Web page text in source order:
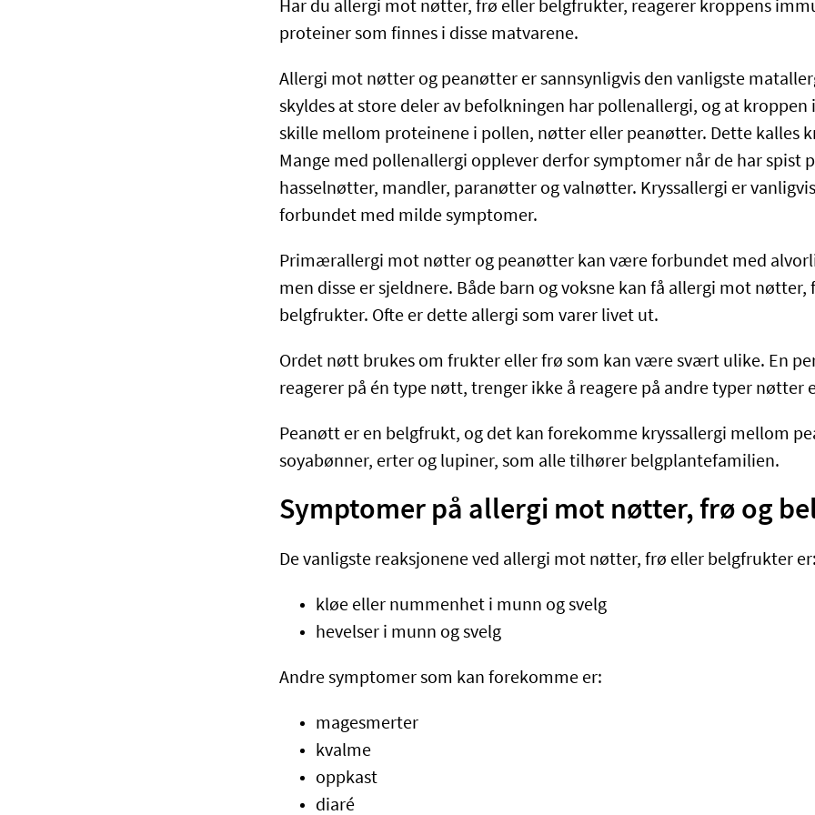
Har du allergi mot nøtter, frø eller belgfrukter, reagerer kroppens
proteiner som finnes i disse matvarene.
Allergi mot nøtter og peanøtter er sannsynligvis den vanligste
skyldes at store deler av befolkningen har pollenallergi, og at kroppen
skille mellom proteinene i pollen, nøtter eller peanøtter. Dette kalles
Mange med pollenallergi opplever derfor symptomer når de har spist
hasselnøtter, mandler, paranøtter og valnøtter. Kryssallergi er
forbundet med milde symptomer.
Primærallergi mot nøtter og peanøtter kan være forbundet med
men disse er sjeldnere. Både barn og voksne kan få allergi mot nøtter,
belgfrukter. Ofte er dette allergi som varer livet ut.
Ordet nøtt brukes om frukter eller frø som kan være svært ulike. En
reagerer på én type nøtt, trenger ikke å reagere på andre typer nøtter
Peanøtt er en belgfrukt, og det kan forekomme kryssallergi mellom
soyabønner, erter og lupiner, som alle tilhører belgplantefamilien.
Symptomer på allergi mot nøtter, frø og
De vanligste reaksjonene ved allergi mot nøtter, frø eller belgfrukter er:
kløe eller nummenhet i munn og svelg
hevelser i munn og svelg
Andre symptomer som kan forekomme er:
magesmerter
kvalme
oppkast
diaré